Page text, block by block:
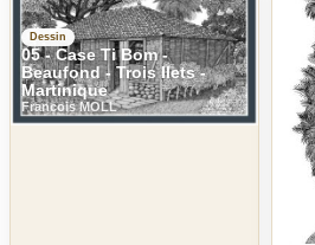
Dessin
05 - Case Ti Bom -
Beaufond - Trois Ilets -
Martinique
Francois MOLL